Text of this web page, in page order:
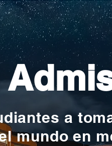
a
mundo en